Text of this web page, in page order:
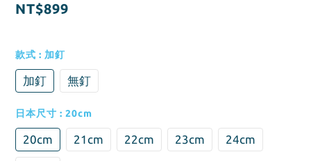
NT$899
款式 : 加釘
加釘 無釘
日本尺寸 : 20cm
20cm 21cm 22cm 23cm 24cm